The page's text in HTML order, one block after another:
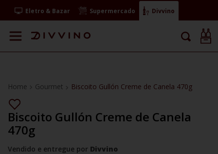
Eletro & Bazar Supermercado Divvino
Gourmet Biscoito Gullón Creme de Canela 470g
Biscoito Gullón Creme de Canela
470g
Vendido e entregue por Divvino